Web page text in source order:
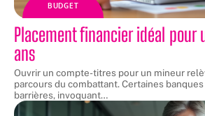
BUDGET
Placement financier idéal pour
ans
Ouvrir un compte-titres pour un mineur
parcours du combattant. Certaines
barrières, invoquant…